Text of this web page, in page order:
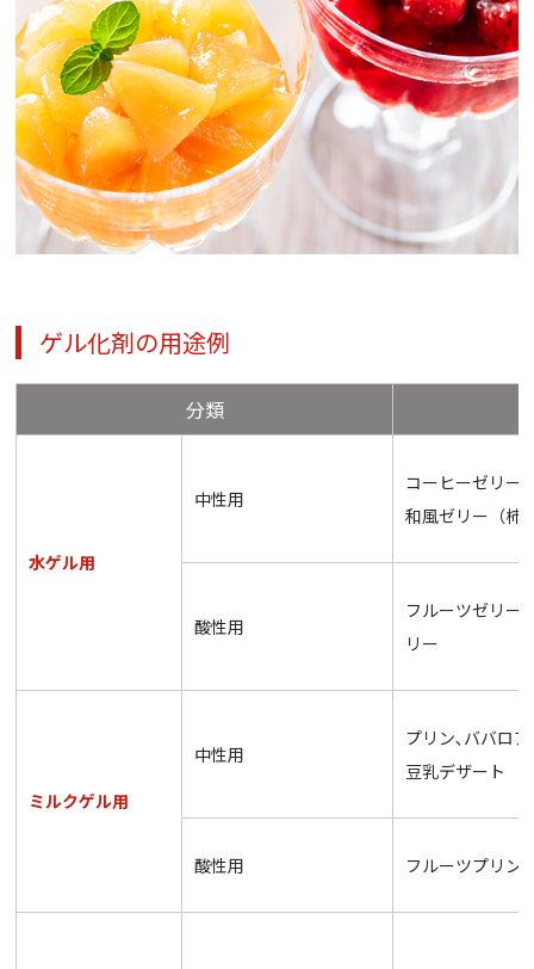
ゲル化剤の用途例
分類
水ゲル用
中性用
コーヒーゼリー
和風ゼリー（柿
酸性用
フルーツゼリー
リー
ミルクゲル用
中性用
プリン､ババロ
豆乳デザート
酸性用 フルーツプリン